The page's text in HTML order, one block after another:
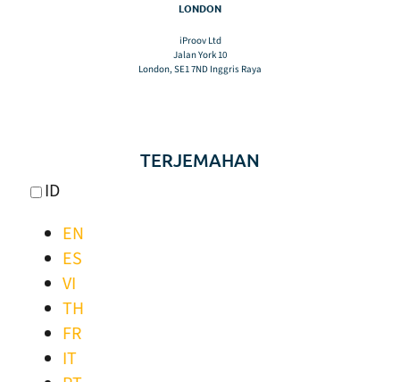
LONDON
iProov Ltd
Jalan York 10
London, SE1 7ND Inggris Raya
TERJEMAHAN
ID
EN
ES
VI
TH
FR
IT